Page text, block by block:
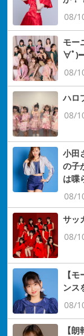
08/
モー
∀ﾟ
08/
ハロ
08/
小田
の子
は喋
08/
サッ
08/
【
ンス
08/
【